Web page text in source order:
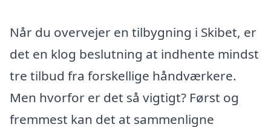
Når du overvejer en tilbygning i Skibet, er
det en klog beslutning at indhente mindst
tre tilbud fra forskellige håndværkere.
Men hvorfor er det så vigtigt? Først og
fremmest kan det at sammenligne